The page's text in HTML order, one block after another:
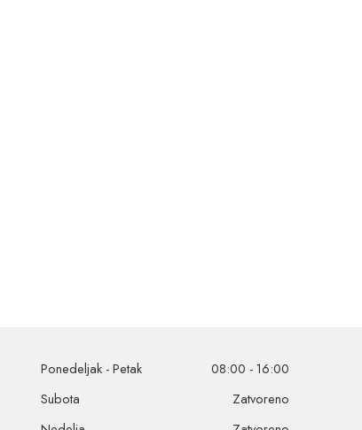
Ponedeljak - Petak
08:00 - 16:00
Subota
Zatvoreno